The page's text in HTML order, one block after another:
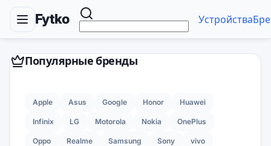
Fytko Устройства
Популярные бренды
Apple Asus Google Honor Huawei
Infinix LG Motorola Nokia OnePlus
Oppo Realme Samsung Sony vivo